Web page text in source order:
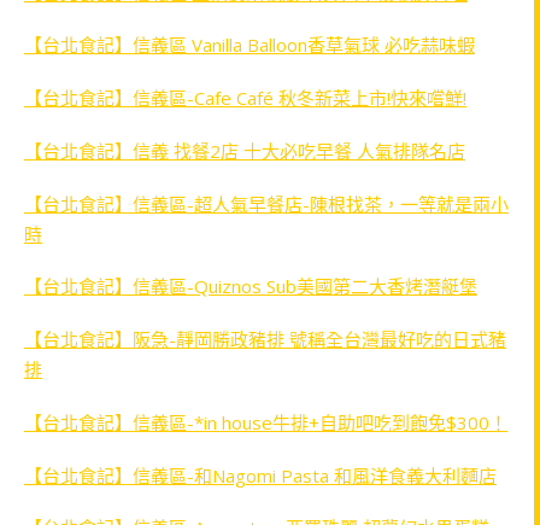
【台北食記】信義區 Vanilla Balloon香草氣球 必吃蒜味蝦
【台北食記】信義區-Cafe Café 秋冬新菜上市!快來嚐鮮!
【台北食記】信義 找餐2店 十大必吃早餐 人氣排隊名店
【台北食記】信義區-超人氣早餐店-陳根找茶，一等就是兩小
時
【台北食記】信義區-Quiznos Sub美國第二大香烤潛艇堡
【台北食記】阪急-靜岡勝政豬排 號稱全台灣最好吃的日式豬
排
【台北食記】信義區-*in house牛排+自助吧吃到飽免$300！
【台北食記】信義區-和Nagomi Pasta 和風洋食義大利麵店